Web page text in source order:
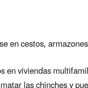
en cestos,
en viviendas